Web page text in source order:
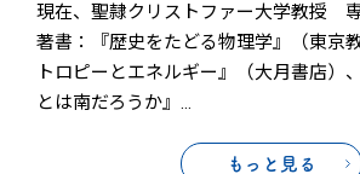
現在、聖隷クリストファー大学教授
著書：『歴史をたどる物理学』（東京
トロピーとエネルギー』（大月書店）
とは南だろうか』 …
もっと見る